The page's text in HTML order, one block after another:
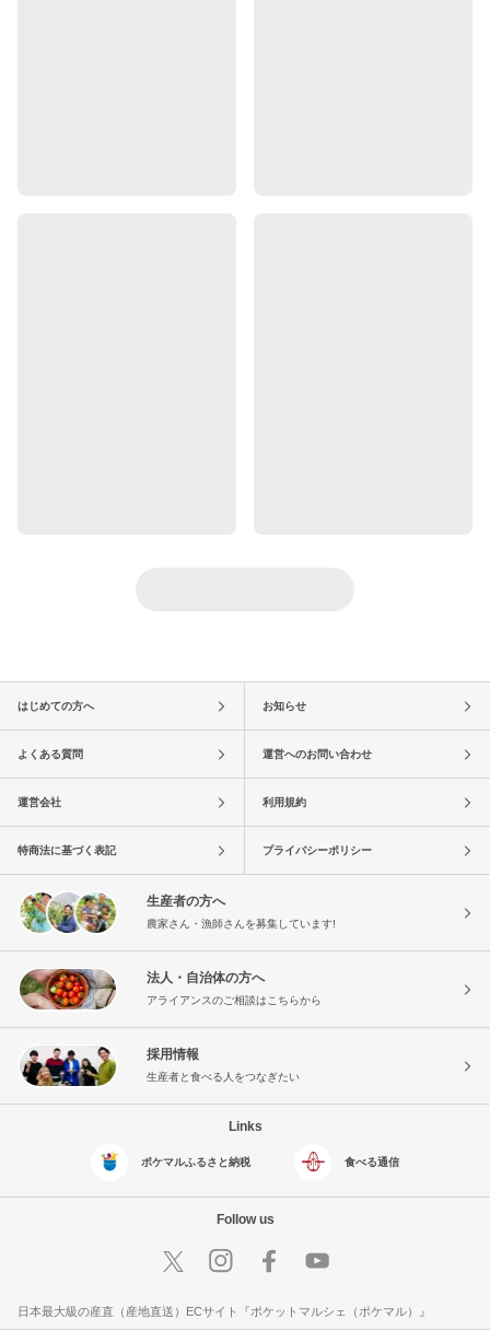
はじめての方へ お知らせ
よくある質問 運営へのお問い合わせ
運営会社 利用規約
特商法に基づく表記 プライバシーポリシー
生産者の方へ
農家さん・漁師さんを募集しています!
法人・自治体の方へ
アライアンスのご相談はこちらから
採用情報
生産者と食べる人をつなぎたい
Links
ポケマルふるさと納税 食べる通信
Follow us
日本最大級の産直（産地直送）ECサイト『ポケットマルシェ（ポケマル）』